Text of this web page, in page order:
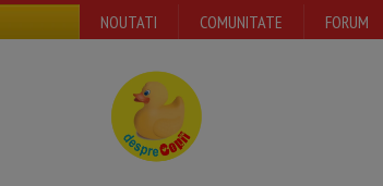
NOUTATI COMUNITATE FORUM